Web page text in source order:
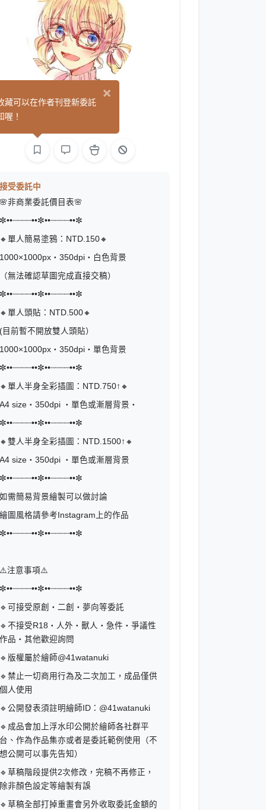
41 (0)
接受委託中
🌸非商業委託價目表🌸
✼••┈┈┈┈••✼••┈┈┈┈••✼
🔸單人簡易塗鴉：NTD.150🔸
1000×1000px・350dpi・白色背景
（無法確認草圖完成直接交稿）
✼••┈┈┈┈••✼••┈┈┈┈••✼
🔸單人頭貼：NTD.500🔸
(目前暫不開放雙人頭貼）
1000×1000px・350dpi・單色背景
✼••┈┈┈┈••✼••┈┈┈┈••✼
🔸單人半身全彩插圖：NTD.750↑🔸
A4 size・350dpi ・單色或漸層背景・
✼••┈┈┈┈••✼••┈┈┈┈••✼
🔸雙人半身全彩插圖：NTD.1500↑🔸
A4 size・350dpi ・單色或漸層背景
✼••┈┈┈┈••✼••┈┈┈┈••✼
如需簡易背景繪製可以做討論
繪圖風格請參考Instagram上的作品
✼••┈┈┈┈••✼••┈┈┈┈••✼
⚠️注意事項⚠️
✼••┈┈┈┈••✼••┈┈┈┈••✼
🔹可接受原創・二創・夢向等委託
🔹不接受R18・人外・獸人・急件・爭議性
作品・其他歡迎詢問
🔹版權屬於繪師@41watanuki
🔹禁止一切商用行為及二次加工，成品僅供
個人使用
🔹公開發表須註明繪師ID：@41watanuki
🔹成品會加上浮水印公開於繪師各社群平
台、作為作品集亦或者是委託範例使用（不
想公開可以事先告知）
🔹草稿階段提供2次修改，完稿不再修正，
除非顏色設定等繪製有誤
🔹草稿全部打掉重畫會另外收取委託金額的
×
藏可以在作者刊登新委託
喔！